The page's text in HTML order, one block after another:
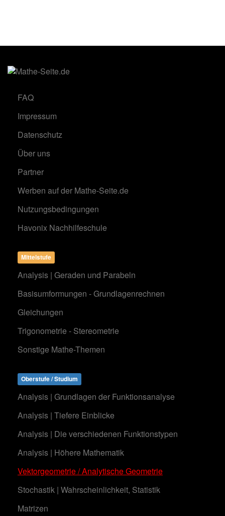
FAQ
Impressum
Datenschutz
Über uns
Partner
Werben auf der Mathe-Seite.de
Nutzungsbedingungen
Havonix Nachhilfeschule
Mittelstufe
Analysis | Geraden und Parabeln
Basisumformungen - Grundlagenrechnen
Gleichungen
Trigonometrie - Stereometrie
Sonstige Mathe-Themen
Oberstufe / Studium
Analysis | Grundlagen der Funktionsanalyse
Analysis | Tiefere Einblicke
Analysis | Die verschiedenen Funktionstypen
Analysis | Höhere Mathematik
Vektorgeometrie / Analytische Geometrie
Stochastik | Wahrscheinlichkeit, Statistik
Matrizen